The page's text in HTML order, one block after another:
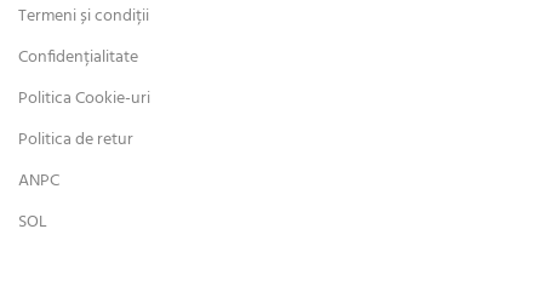
Termeni și condiții
Confidențialitate
Politica Cookie-uri
Politica de retur
ANPC
SOL